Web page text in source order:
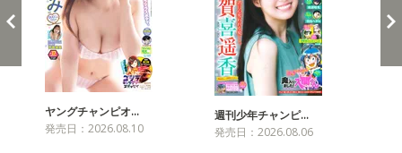
ヤングチャンピオ…
発売日：2026.08.10
週刊少年チャンピ…
発売日：2026.08.06